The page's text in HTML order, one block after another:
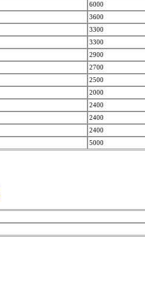
6000
3600
3300
3300
2900
2700
2500
2000
2400
2400
2400
5000